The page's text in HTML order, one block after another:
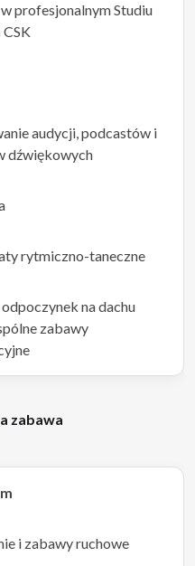
profesjonalnym Studiu
audycji, podcastów i
dźwiękowych
rytmiczno-taneczne
na dachu
zabawy
zabawa
i zabawy ruchowe